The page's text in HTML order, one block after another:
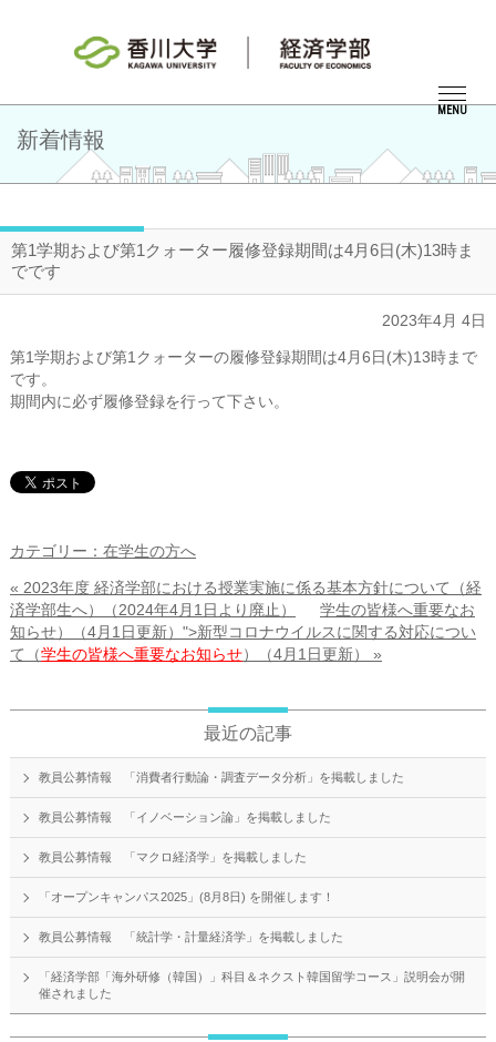
MENU
新着情報
第1学期および第1クォーター履修登録期間は4月6日(木)13時ま
でです
2023年4月 4日
第1学期および第1クォーターの履修登録期間は4月6日(木)13時まで
です。
期間内に必ず履修登録を行って下さい。
カテゴリー：在学生の方へ
« 2023年度 経済学部における授業実施に係る基本方針について（経
済学部生へ）（2024年4月1日より廃止）
学生の皆様へ重要なお
知らせ）（4月1日更新）">新型コロナウイルスに関する対応につい
て（学生の皆様へ重要なお知らせ）（4月1日更新） »
最近の記事
教員公募情報 「消費者行動論・調査データ分析」を掲載しました
教員公募情報 「イノベーション論」を掲載しました
教員公募情報 「マクロ経済学」を掲載しました
「オープンキャンパス2025」(8月8日) を開催します！
教員公募情報 「統計学・計量経済学」を掲載しました
「経済学部「海外研修（韓国）」科目＆ネクスト韓国留学コース」説明会が開
催されました